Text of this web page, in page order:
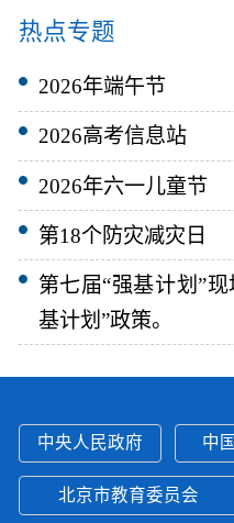
热点专题
2026年端午节
2026高考信息站
2026年六一儿童节
第18个防灾减灾日
第七届“强基计划”
基计划”政策。
中央人民政府 中
北京市教育委员会